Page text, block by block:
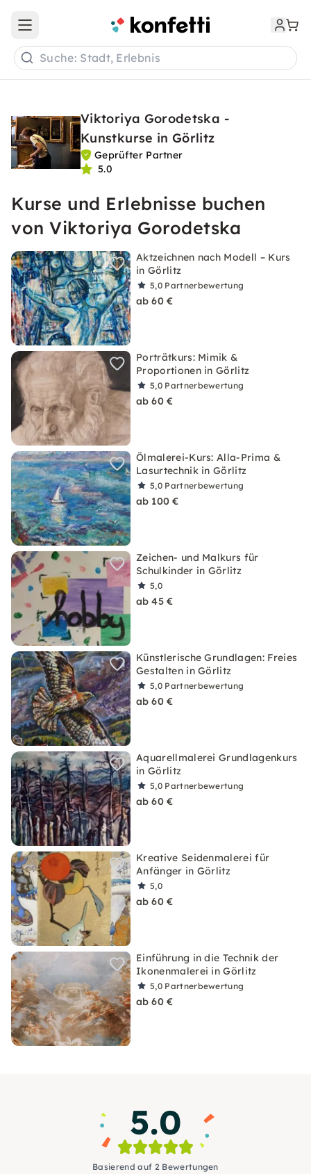
Open main menu
Suche: Stadt, Erlebnis
Viktoriya Gorodetska -
Kunstkurse in Görlitz
Geprüfter Partner
5.0
Kurse und Erlebnisse buchen
von Viktoriya Gorodetska
Aktzeichnen nach Modell – Kurs
in Görlitz
5,0 Partnerbewertung
ab 60 €
Porträtkurs: Mimik &
Proportionen in Görlitz
5,0 Partnerbewertung
ab 60 €
Ölmalerei-Kurs: Alla-Prima &
Lasurtechnik in Görlitz
5,0 Partnerbewertung
ab 100 €
Zeichen- und Malkurs für
Schulkinder in Görlitz
5,0
ab 45 €
Künstlerische Grundlagen: Freies
Gestalten in Görlitz
5,0 Partnerbewertung
ab 60 €
Aquarellmalerei Grundlagenkurs
in Görlitz
5,0 Partnerbewertung
ab 60 €
Kreative Seidenmalerei für
Anfänger in Görlitz
5,0
ab 60 €
Einführung in die Technik der
Ikonenmalerei in Görlitz
5,0 Partnerbewertung
ab 60 €
5.0
Basierend auf 2 Bewertungen